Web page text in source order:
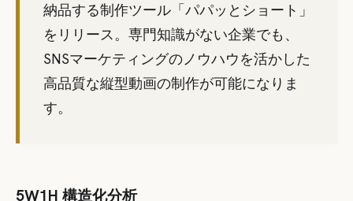
納品する制作ツール「パパッとショート」
をリリース。専門知識がない企業でも、
SNSマーケティングのノウハウを活かした
高品質な縦型動画の制作が可能になりま
す。
5W1H 構造化分析